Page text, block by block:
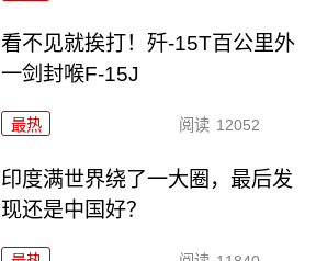
看不见就挨打！歼-15T百公里外
一剑封喉F-15J
最热 阅读 12052
印度满世界绕了一大圈，最后发
现还是中国好？